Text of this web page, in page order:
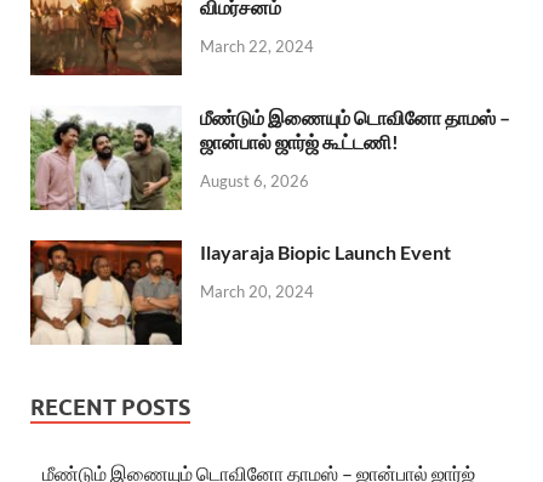
விமர்சனம்
March 22, 2024
மீண்டும் இணையும் டொவினோ தாமஸ் –
ஜான்பால் ஜார்ஜ் கூட்டணி!
August 6, 2026
Ilayaraja Biopic Launch Event
March 20, 2024
RECENT POSTS
மீண்டும் இணையும் டொவினோ தாமஸ் – ஜான்பால் ஜார்ஜ்